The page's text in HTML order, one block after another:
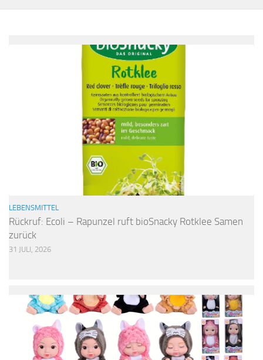
LEBENSMITTEL
Rückruf: Ecoli – Rapunzel ruft bioSnacky Rotklee Samen
zurück
31 JULI, 2026